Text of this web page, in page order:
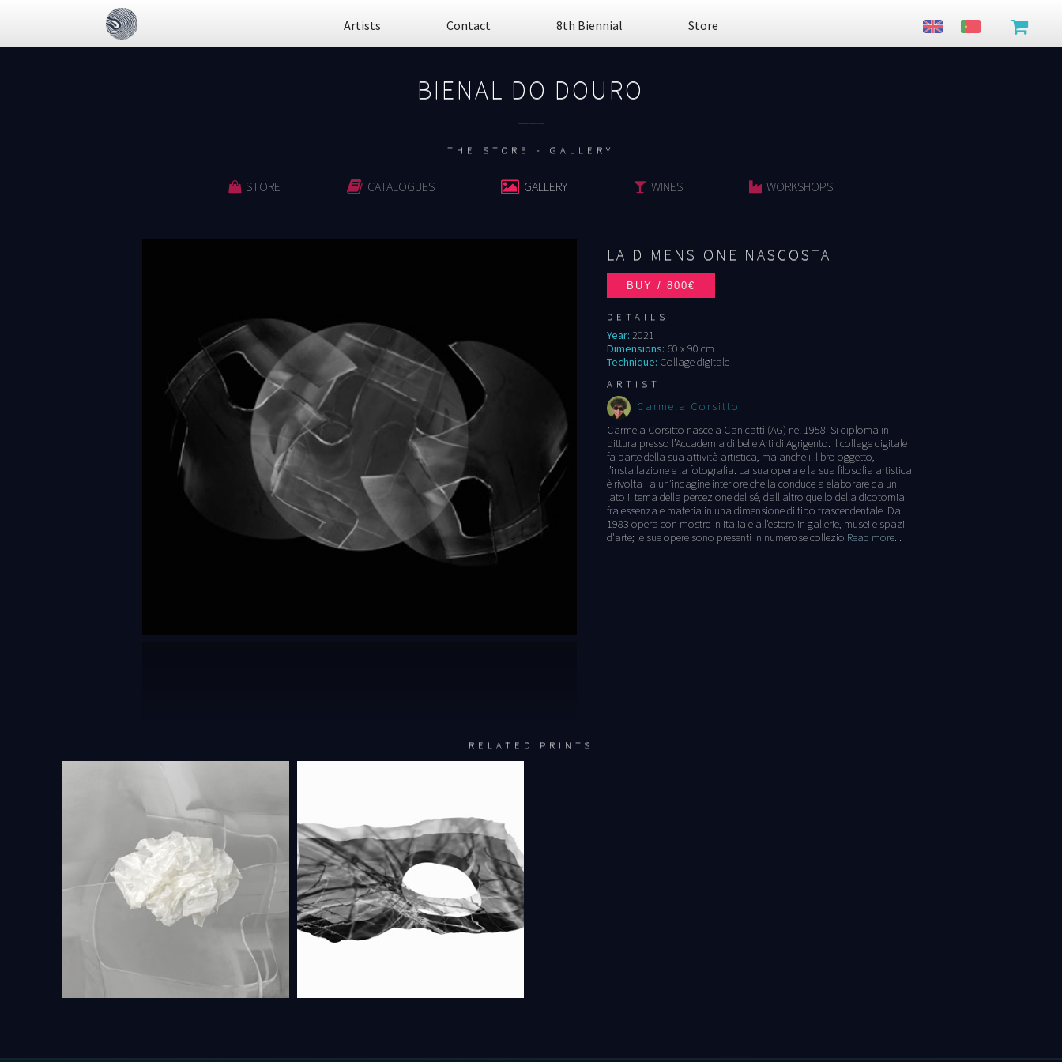
Artists Contact 8th Biennial Store
BIENAL DO DOURO
THE STORE - GALLERY
STORE CATALOGUES GALLERY WINES WORKSHOPS
LA DIMENSIONE NASCOSTA
DETAILS
Year: 2021
Dimensions: 60 x 90 cm
Technique: Collage digitale
ARTIST
Carmela Corsitto
Carmela Corsitto nasce a Canicattì (AG) nel 1958. Si diploma in
pittura presso l’Accademia di belle Arti di Agrigento. Il collage digitale
fa parte della sua attività artistica, ma anche il libro oggetto,
l’installazione e la fotografia. La sua opera e la sua filosofia artistica
è rivolta a un’indagine interiore che la conduce a elaborare da un
lato il tema della percezione del sé, dall'altro quello della dicotomia
fra essenza e materia in una dimensione di tipo trascendentale. Dal
1983 opera con mostre in Italia e all'estero in gallerie, musei e spazi
d'arte; le sue opere sono presenti in numerose collezio Read more...
RELATED PRINTS